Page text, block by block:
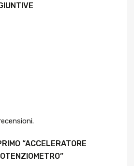
“ACCELERATORE